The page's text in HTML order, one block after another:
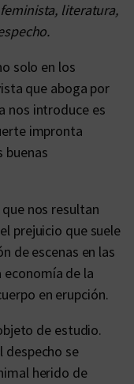
literatura,
solo en los
que aboga por
nos introduce es
impronta
buenas
nos resultan
prejuicio que suele
de escenas en las
economía de la
en erupción.
de estudio.
despecho se
herido de